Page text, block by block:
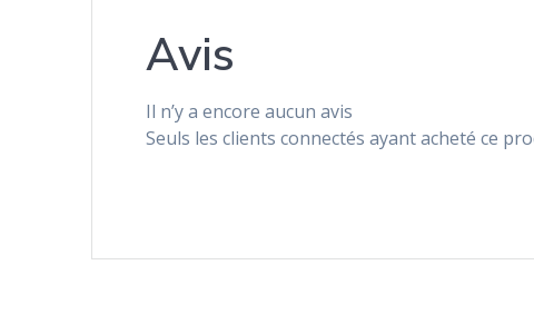
Avis
Il n’y a encore aucun avis
Seuls les clients connectés ayant acheté ce